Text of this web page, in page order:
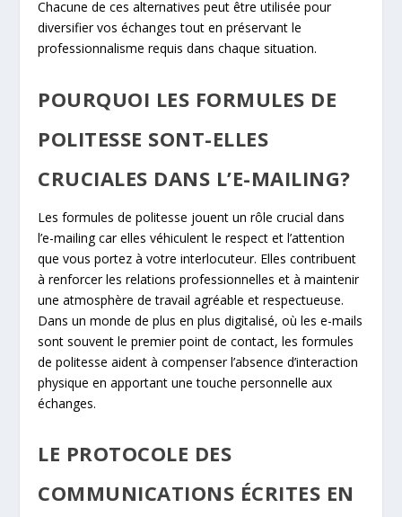
Chacune de ces alternatives peut être utilisée pour
diversifier vos échanges tout en préservant le
professionnalisme requis dans chaque situation.
POURQUOI LES FORMULES DE
POLITESSE SONT-ELLES
CRUCIALES DANS L’E-MAILING?
Les formules de politesse jouent un rôle crucial dans
l’e-mailing car elles véhiculent le respect et l’attention
que vous portez à votre interlocuteur. Elles contribuent
à renforcer les relations professionnelles et à maintenir
une atmosphère de travail agréable et respectueuse.
Dans un monde de plus en plus digitalisé, où les e-mails
sont souvent le premier point de contact, les formules
de politesse aident à compenser l’absence d’interaction
physique en apportant une touche personnelle aux
échanges.
LE PROTOCOLE DES
COMMUNICATIONS ÉCRITES EN